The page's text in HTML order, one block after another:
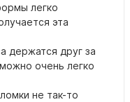
легко
эта
держатся друг за
очень легко
не так-то